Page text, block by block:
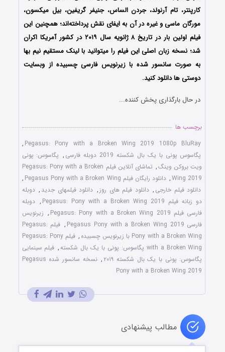
کارپنتر، تام آرنولد، جردن الساس، جنیفر گریفین، بیل میکسون،
مورگان ماسی و غیره در آن به ایفای نقش پرداخته‌اند؛ همچنین این
فیلم اولین بار در تاریخ ۸ ژانویه سال ۲۰۱۹ در کشور آمریکا اکران
شد؛ نسخه زبان اصلی این فیلم را میتوانید با لینک مستقیم نیم بها
به صورت سانسور شده با زیرنویس فارسی چسبیده از وبسایت
دوستی ها دانلود کنید.
در حال بارگذاری پخش کننده...
برچسب ها
Pegasus: Pony with a Broken Wing 2019 1080p BluRay
,
پگاسوس پونی با یک بال شکسته 2019 دوبله فارسی
, پگاسوس: پونی
ویت بروکن وینگ,
تماشای آنلاین فیلم Pegasus: Pony with a Broken
Wing 2019
, دانلود رایگان فیلم Pegasus Pony with a Broken Wing
,
دانلود فیلم خارجی , دانلود فیلم های روز , دانلود فیلمهای جدید , دوبله
دو زبانه فیلم Pegasus: Pony with a Broken Wing 2019
, دوبله
فارسی فیلم Pegasus: Pony with a Broken Wing 2019
, زیرنویس
فارسی Pegasus Pony with a Broken Wing 2019
,
فیلم Pegasus:
Pony with a Broken Wing با زیرنویس چسبیده
,
فیلم Pegasus: Pony
with a Broken Wing پگاسوس: پونی با یک بال شکسته
, فیلم سینمایی
پگاسوس: پونی با یک بال شکسته ۲۰۱۹
,
نسخه سانسور شده Pegasus
Pony with a Broken Wing 2019
مطالب پیشنهادی